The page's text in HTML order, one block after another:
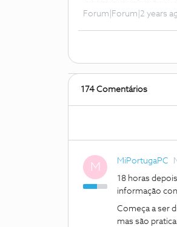
Forum|Forum|2 years
174 Comentários
M MiPortugaPC
18 horas
informação
Começa a ser
mas são